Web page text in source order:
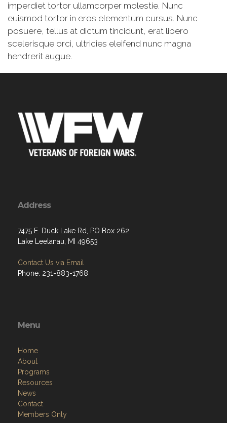
imperdiet tortor ullamcorper molestie. Nunc
euismod tortor in eros elementum cursus. Nunc
posuere, tellus at dictum tincidunt, erat libero
scelerisque orci, ultricies eleifend nunc magna
hendrerit augue.
Address
7475 E. Duck Lake Rd, PO Box 262
Lake Leelanau, MI 49653
Contact Us via Email
Phone: 231-883-1768
Menu
Home
About
Programs
Resources
News
Contact
Members Only